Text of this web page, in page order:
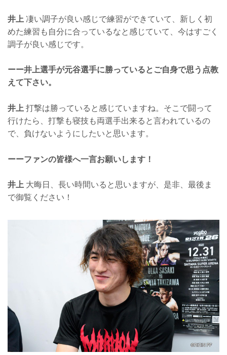
井上 凄い調子が良い感じで練習ができていて、新しく初
めた練習も自分に合っているなと感じていて、今はすごく
調子が良い感じです。
ーー井上選手が元谷選手に勝っているとご自身で思う点教
えて下さい。
井上 打撃は勝っていると感じていますね。そこで闘って
行けたら、打撃も寝技も両選手出来ると言われているの
で、負けないようにしたいと思います。
ーーファンの皆様へ一言お願いします！
井上 大晦日、長い時間いると思いますが、是非、最後ま
で御覧ください！